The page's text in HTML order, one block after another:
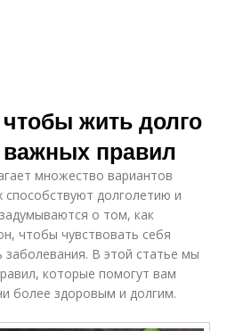
жить долго
правил
множество вариантов
способствуют долголетию и
о том, как
чтобы чувствовать себя
В этой статье мы
которые помогут вам
более здоровым и долгим.